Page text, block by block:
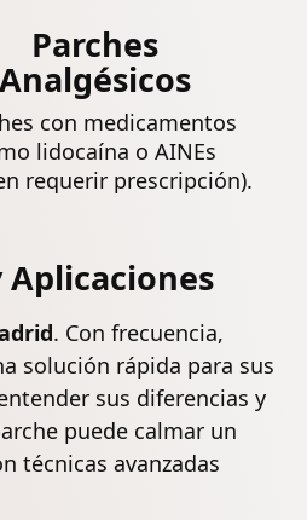
Parches
Analgésicos
con medicamentos
lidocaína o AINEs
requerir prescripción).
Aplicaciones
. Con frecuencia,
solución rápida para sus
sus diferencias y
puede calmar un
técnicas avanzadas